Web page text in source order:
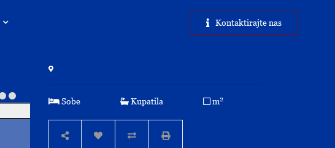
Kontaktirajte nas
Sobe Kupatila m2